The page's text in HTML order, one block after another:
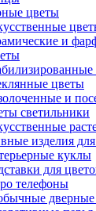
цветы
и
цветы
и
светильники
изделия
куклы
для
телефоны
дверные